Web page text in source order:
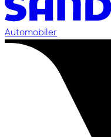
Automobiler